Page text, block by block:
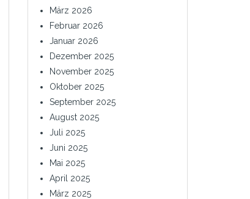
März 2026
Februar 2026
Januar 2026
Dezember 2025
November 2025
Oktober 2025
September 2025
August 2025
Juli 2025
Juni 2025
Mai 2025
April 2025
März 2025